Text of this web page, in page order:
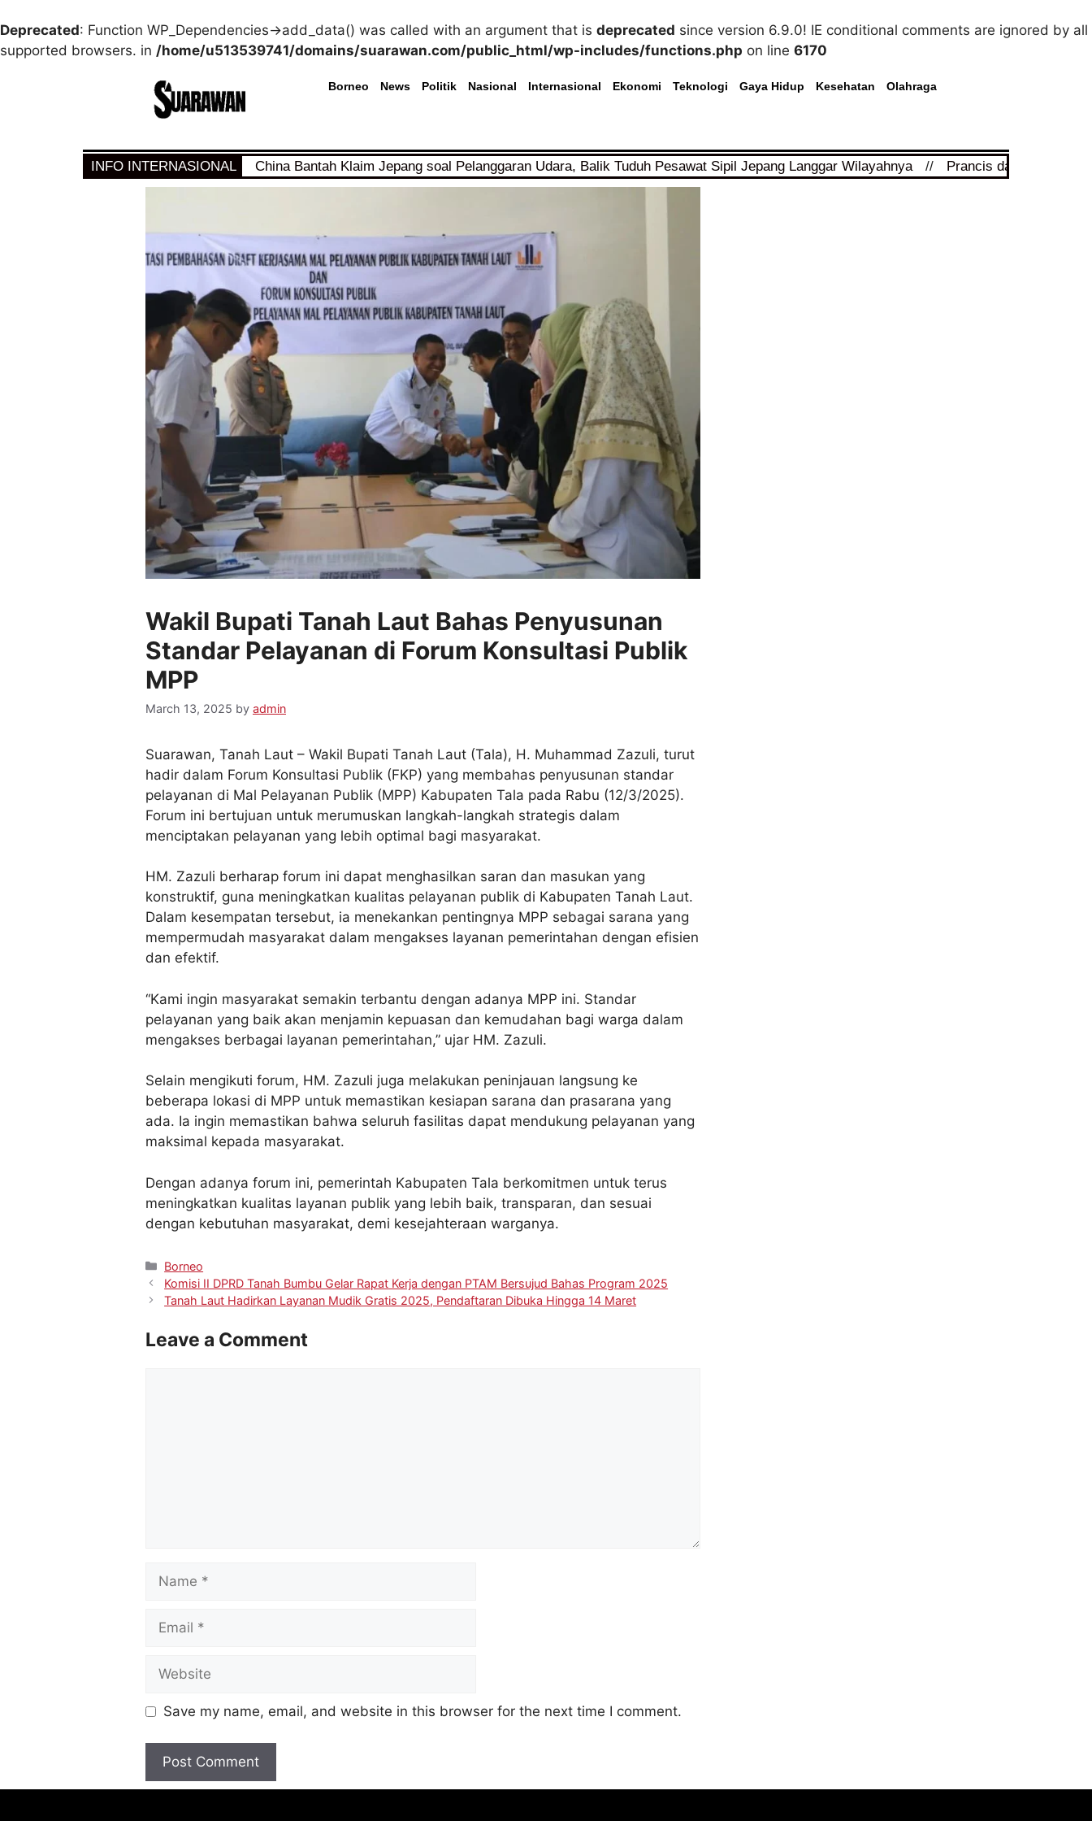
Deprecated: Function WP_Dependencies->add_data() was called with an argument that is deprecated since version 6.9.0! IE conditional comments are ignored by all
supported browsers. in /home/u513539741/domains/suarawan.com/public_html/wp-includes/functions.php on line 6170
Borneo News Politik Nasional Internasional Ekonomi Teknologi Gaya Hidup Kesehatan Olahraga
INFO INTERNASIONAL China Bantah Klaim Jepang soal Pelanggaran Udara, Balik Tuduh Pesawat Sipil Jepang Langgar Wilayahnya // Prancis dan Arab
Wakil Bupati Tanah Laut Bahas Penyusunan
Standar Pelayanan di Forum Konsultasi Publik
MPP
March 13, 2025 by admin
Suarawan, Tanah Laut – Wakil Bupati Tanah Laut (Tala), H. Muhammad Zazuli, turut
hadir dalam Forum Konsultasi Publik (FKP) yang membahas penyusunan standar
pelayanan di Mal Pelayanan Publik (MPP) Kabupaten Tala pada Rabu (12/3/2025).
Forum ini bertujuan untuk merumuskan langkah-langkah strategis dalam
menciptakan pelayanan yang lebih optimal bagi masyarakat.
HM. Zazuli berharap forum ini dapat menghasilkan saran dan masukan yang
konstruktif, guna meningkatkan kualitas pelayanan publik di Kabupaten Tanah Laut.
Dalam kesempatan tersebut, ia menekankan pentingnya MPP sebagai sarana yang
mempermudah masyarakat dalam mengakses layanan pemerintahan dengan efisien
dan efektif.
“Kami ingin masyarakat semakin terbantu dengan adanya MPP ini. Standar
pelayanan yang baik akan menjamin kepuasan dan kemudahan bagi warga dalam
mengakses berbagai layanan pemerintahan,” ujar HM. Zazuli.
Selain mengikuti forum, HM. Zazuli juga melakukan peninjauan langsung ke
beberapa lokasi di MPP untuk memastikan kesiapan sarana dan prasarana yang
ada. Ia ingin memastikan bahwa seluruh fasilitas dapat mendukung pelayanan yang
maksimal kepada masyarakat.
Dengan adanya forum ini, pemerintah Kabupaten Tala berkomitmen untuk terus
meningkatkan kualitas layanan publik yang lebih baik, transparan, dan sesuai
dengan kebutuhan masyarakat, demi kesejahteraan warganya.
Borneo
Komisi II DPRD Tanah Bumbu Gelar Rapat Kerja dengan PTAM Bersujud Bahas Program 2025
Tanah Laut Hadirkan Layanan Mudik Gratis 2025, Pendaftaran Dibuka Hingga 14 Maret
Leave a Comment
Save my name, email, and website in this browser for the next time I comment.